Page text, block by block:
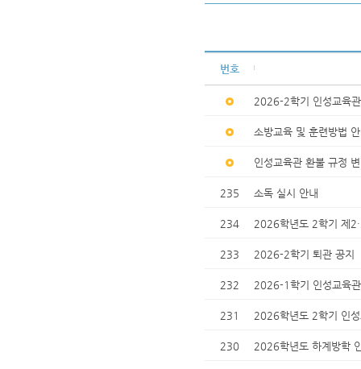
번호
2026-2학기 인성교육
소방교육 및 훈련방법
인성교육관 환불 규정
235 소독 실시 안내
234 2026학년도 2학기 제
233 2026-2학기 퇴관 공지
232 2026-1학기 인성교육
231 2026학년도 2학기 인
230 2026학년도 하계방학